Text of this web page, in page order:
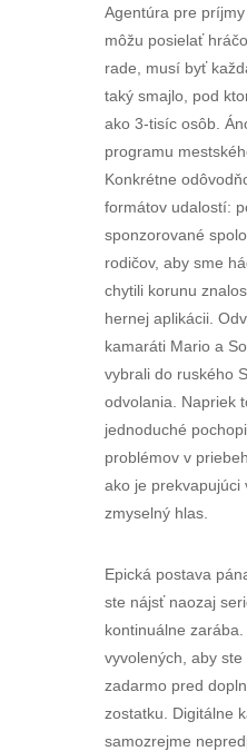
Agentúra pre
môžu posielať
rade, musí byť
taký smajlo, pod
ako 3-tisíc osôb.
programu
Konkrétne
formátov udalostí:
sponzorované
rodičov, aby sme
chytili korunu
hernej aplikácii.
kamaráti Mario a
vybrali do ruského
odvolania. Napriek
jednoduché
problémov v
ako je prekvapujúci
zmyselný hlas.
Epická postava
ste nájsť naozaj
kontinuálne
vyvolených, aby
zadarmo pred
zostatku. Digitálne
samozrejme